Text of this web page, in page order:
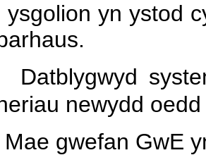
ysgolion yn ystod
Datblygwyd
newydd
Mae gwefan GwE